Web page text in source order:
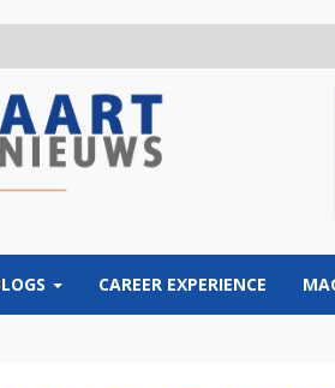
CAREER EXPERIENCE